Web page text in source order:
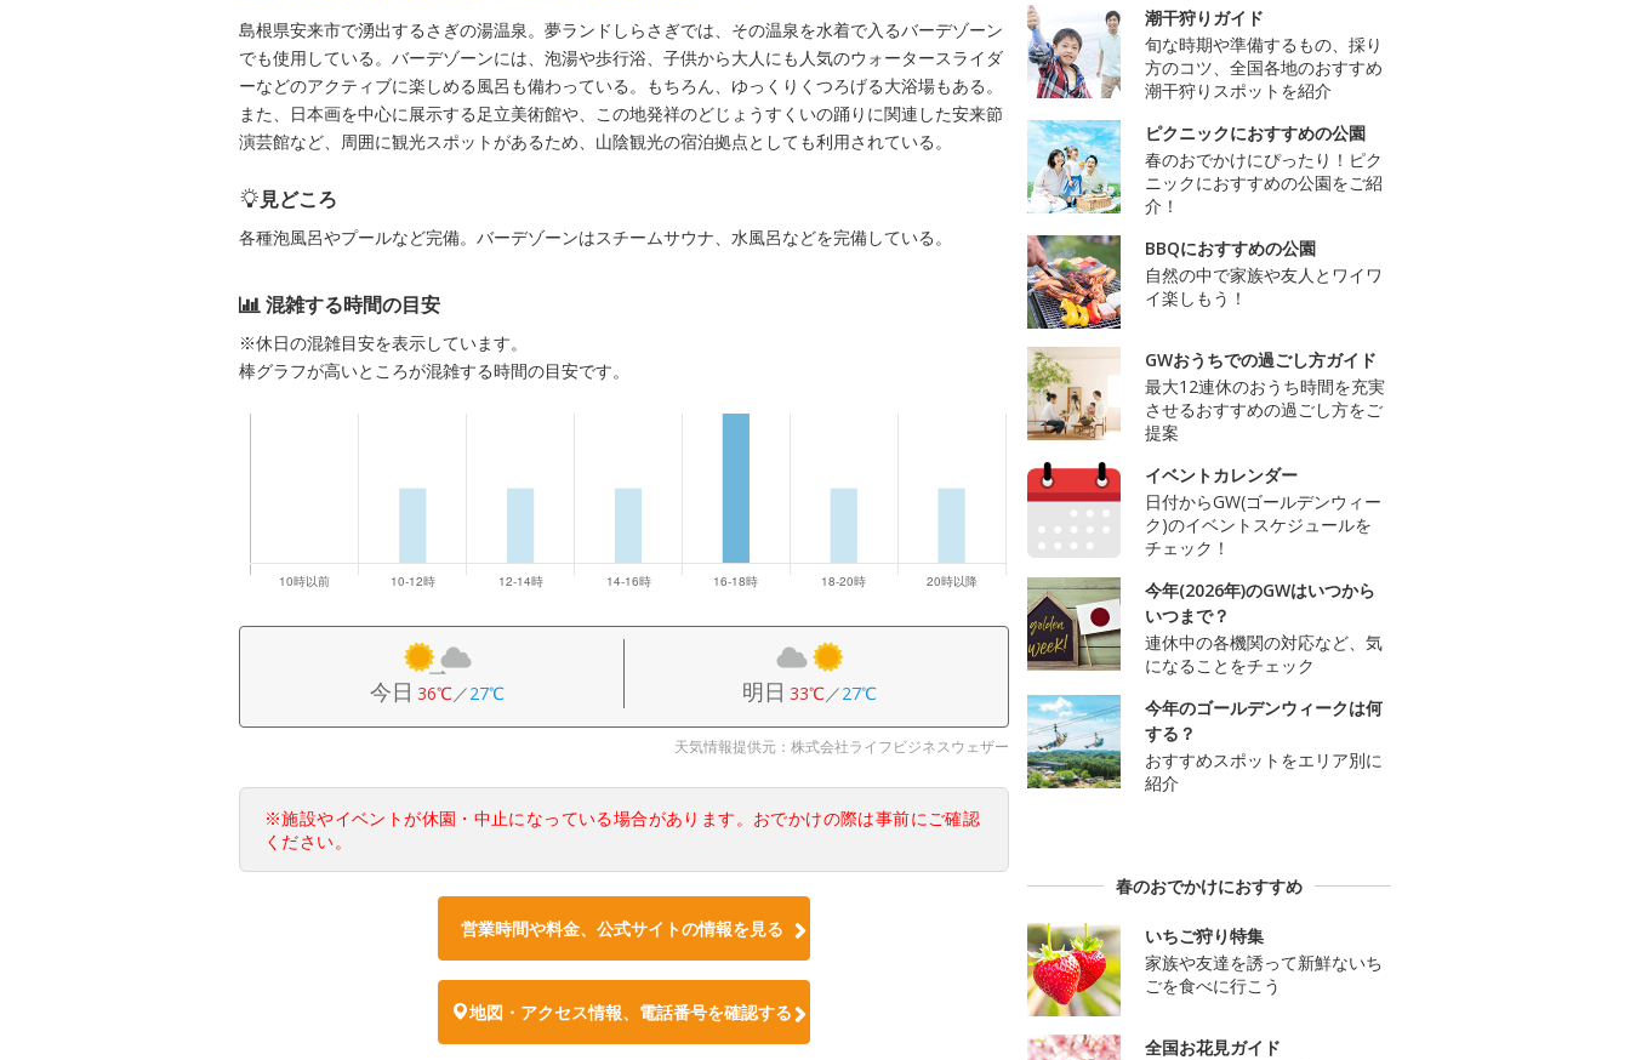
島根県安来市で湧出するさぎの湯温泉。夢ランドしらさぎでは、その温泉を水着で入るバーデゾーン
でも使用している。バーデゾーンには、泡湯や歩行浴、子供から大人にも人気のウォータースライダ
ーなどのアクティブに楽しめる風呂も備わっている。もちろん、ゆっくりくつろげる大浴場もある。
また、日本画を中心に展示する足立美術館や、この地発祥のどじょうすくいの踊りに関連した安来節
演芸館など、周囲に観光スポットがあるため、山陰観光の宿泊拠点としても利用されている。
見どころ
各種泡風呂やプールなど完備。バーデゾーンはスチームサウナ、水風呂などを完備している。
混雑する時間の目安
※休日の混雑目安を表示しています。
棒グラフが高いところが混雑する時間の目安です。
今日 36℃／27℃ 明日 33℃／27℃
天気情報提供元：株式会社ライフビジネスウェザー
※施設やイベントが休園・中止になっている場合があります。おでかけの際は事前にご確認
ください。
営業時間や料金、公式サイトの情報を見る
地図・アクセス情報、電話番号を確認する
潮干狩りガイド
旬な時期や準備するもの、採り
方のコツ、全国各地のおすすめ
潮干狩りスポットを紹介
ピクニックにおすすめの公園
春のおでかけにぴったり！ピク
ニックにおすすめの公園をご紹
介！
BBQにおすすめの公園
自然の中で家族や友人とワイワ
イ楽しもう！
GWおうちでの過ごし方ガイド
最大12連休のおうち時間を充実
させるおすすめの過ごし方をご
提案
イベントカレンダー
日付からGW(ゴールデンウィー
ク)のイベントスケジュールを
チェック！
今年(2026年)のGWはいつから
いつまで？
連休中の各機関の対応など、気
になることをチェック
今年のゴールデンウィークは何
する？
おすすめスポットをエリア別に
紹介
春のおでかけにおすすめ
いちご狩り特集
家族や友達を誘って新鮮ないち
ごを食べに行こう
全国お花見ガイド